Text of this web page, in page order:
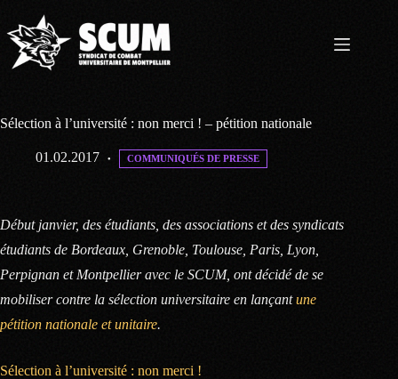
contenu
Sélection à l’université : non merci ! – pétition nationale
01.02.2017 COMMUNIQUÉS DE PRESSE
Début janvier, des étudiants, des associations et des syndicats
étudiants de Bordeaux, Grenoble, Toulouse, Paris, Lyon,
Perpignan et Montpellier avec le SCUM, ont décidé de se
mobiliser contre la sélection universitaire en lançantune
pétition nationale et unitaire.
Sélection à l’université : non merci !